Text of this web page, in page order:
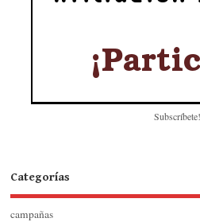
Subscríbete!
Categorías
campañas